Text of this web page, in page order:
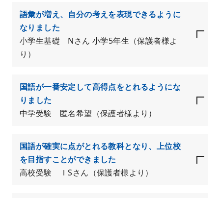
語彙が増え、自分の考えを表現できるように
なりました
小学生基礎 Nさん 小学5年生（保護者様よ
り）
国語が一番安定して高得点をとれるようにな
りました
中学受験 匿名希望（保護者様より）
国語が確実に点がとれる教科となり、上位校
を目指すことができました
高校受験 ｌSさん（保護者様より）